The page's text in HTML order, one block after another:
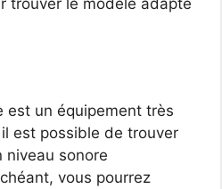
trouver le modèle adapté
est un équipement très
est possible de trouver
niveau sonore
vous pourrez